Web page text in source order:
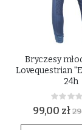
Bryczesy
Lovequestrian
24h
0%
99,00 zł